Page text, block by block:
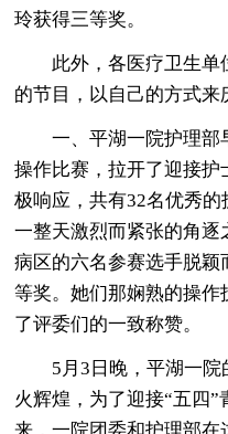
玲获得三等奖。
此外，各医疗卫生单
的节目，以自己的方式来
一、平湖一院护理部
操作比赛，拉开了迎接
极响应，共有32名优秀
一整天激烈而紧张的角
病区的六名参赛选手脱
等奖。她们那娴熟的操
了评委们的一致称赞。
5月3日晚，平湖一院
火辉煌，为了迎接“五四”